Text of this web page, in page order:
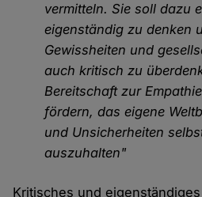
vermitteln. Sie soll dazu
eigenständig zu denken
Gewissheiten und
auch kritisch zu
Bereitschaft zur
fördern, das eigene
und Unsicherheiten
auszuhalten"
Kritisches und